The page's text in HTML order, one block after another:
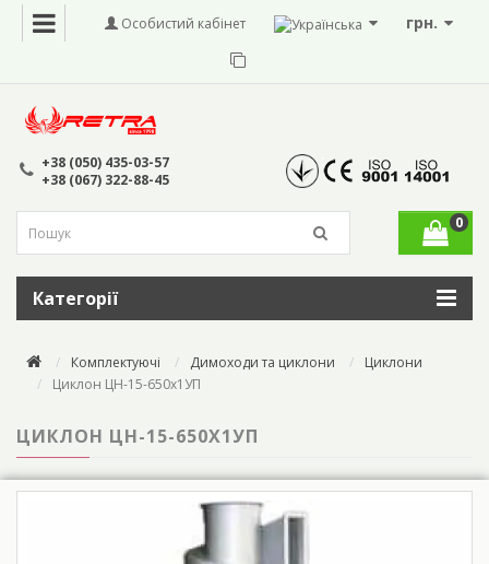
грн.
Особистий кабінет
+38 (050) 435-03-57
+38 (067) 322-88-45
0
Категорії
Комплектуючі Димоходи та циклони
Циклони
Циклон ЦН-15-650x1УП
ЦИКЛОН ЦН-15-650X1УП